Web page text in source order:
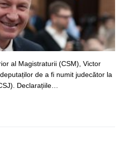
al Magistraturii (CSM), Victor
de a fi numit judecător la
Declarațiile…